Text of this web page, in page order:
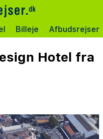
Billeje Afbudsrejser
Hotel fra